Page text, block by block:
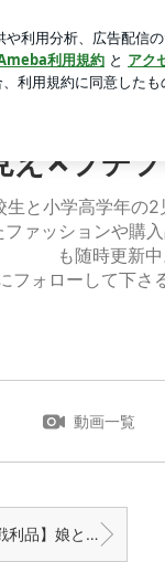
需品♡ |
✕プチ
生と小学高学年の
ァッションや購
も随時更新中
フォローして下
動画一覧
【H＆M戦利品】娘と絶句！！嘘みたいな値段になってたセール品！！【楽天】ポイントアップデー♡